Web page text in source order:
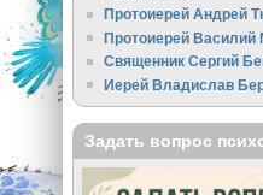
Протоиерей Андрей
Протоиерей Василий
Священник Сергий
Иерей Владислав
Задать вопрос